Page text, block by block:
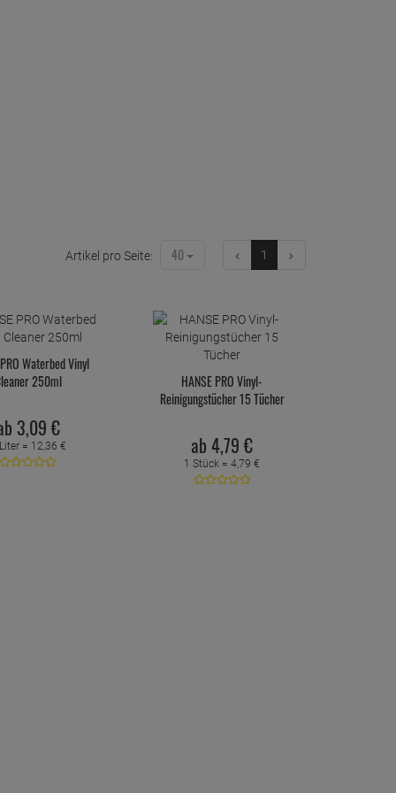
Artikel pro Seite: 40 1
Waterbed Vinyl
250ml
3,09 €
= 12,36 €
HANSE PRO Vinyl-
Reinigungstücher 15 Tücher
ab 4,79 €
1 Stück =4,79 €